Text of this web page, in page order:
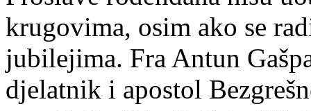
krugovima, osim ako se
jubilejima. Fra Antun
djelatnik i apostol